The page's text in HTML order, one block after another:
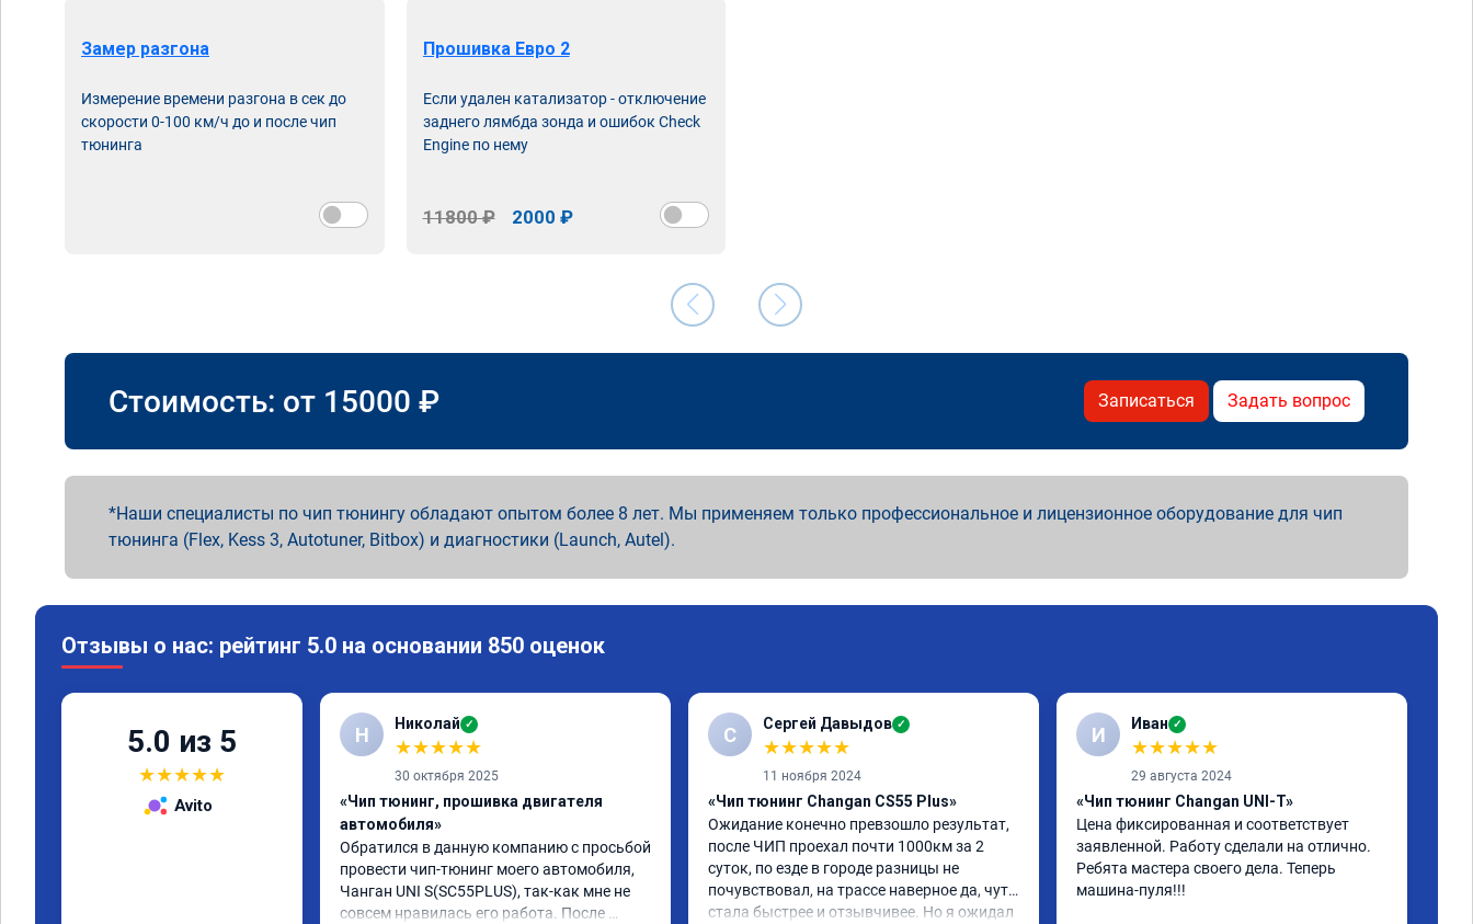
Замер разгона
Измерение времени разгона в сек до
скорости 0-100 км/ч до и после чип
тюнинга
Прошивка Евро 2
Если удален катализатор - отключение
заднего лямбда зонда и ошибок Check
Engine по нему
11800 ₽ 2000 ₽
Стоимость: от 15000 ₽ Записаться Задать вопрос
Наши специалисты по чип тюнингу обладают опытом более 8 лет. Мы применяем только профессиональное и лицензионное оборудование для чип
тюнинга (Flex, Kess 3, Autotuner, Bitbox) и диагностики (Launch, Autel).
Отзывы о нас: рейтинг 5.0 на основании 850 оценок
5.0 из 5
★★★★★
Avito
Н Николай ✓
★★★★★
30 октября 2025
«Чип тюнинг, прошивка двигателя
автомобиля»
Обратился в данную компанию с просьбой
провести чип-тюнинг моего автомобиля,
Чанган UNI S(SC55PLUS), так-как мне не
совсем нравилась его работа. После
С Сергей Давыдов ✓
★★★★★
11 ноября 2024
«Чип тюнинг Changan CS55 Plus»
Ожидание конечно превзошло результат,
после ЧИП проехал почти 1000км за 2
суток, по езде в городе разницы не
почувствовал, на трассе наверное да, чуть
стала быстрее и отзывчивее. Но я ожидал
И Иван ✓
★★★★★
29 августа 2024
«Чип тюнинг Changan UNI-T»
Цена фиксированная и соответствует
заявленной. Работу сделали на отлично.
Ребята мастера своего дела. Теперь
машина-пуля!!!